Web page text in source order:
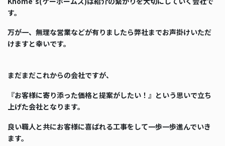
す。
万が一、無理な営業などが有りましたら弊社までお声掛けいただ
けますと幸いです。
まだまだこれからの会社ですが、
『お客様に寄り添った価格と提案がしたい！』という思いで立ち
上げた会社となります。
良い職人と共にお客様に喜ばれる工事をして一歩一歩進んでいき
ます。